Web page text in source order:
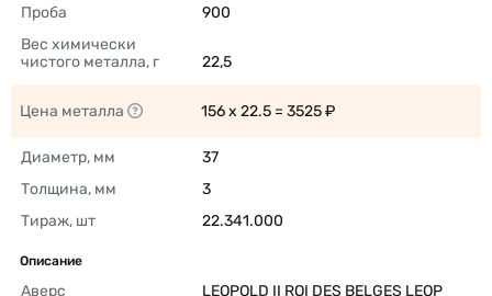
Проба
900
Вес химически
чистого металла, г
22,5
Цена металла 156 x 22.5 = 3525 ₽
Диаметр, мм
37
Толщина, мм
3
Тираж, шт
22.341.000
Описание
Аверс
LEOPOLD II ROI DES BELGES LEOP